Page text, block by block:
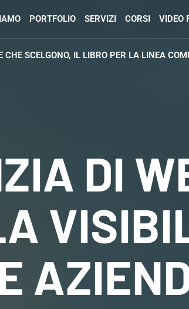
PORTFOLIO SERVIZI CORSI VIDEO
CHE SCELGONO, IL LIBRO PER LA LINEA
DI